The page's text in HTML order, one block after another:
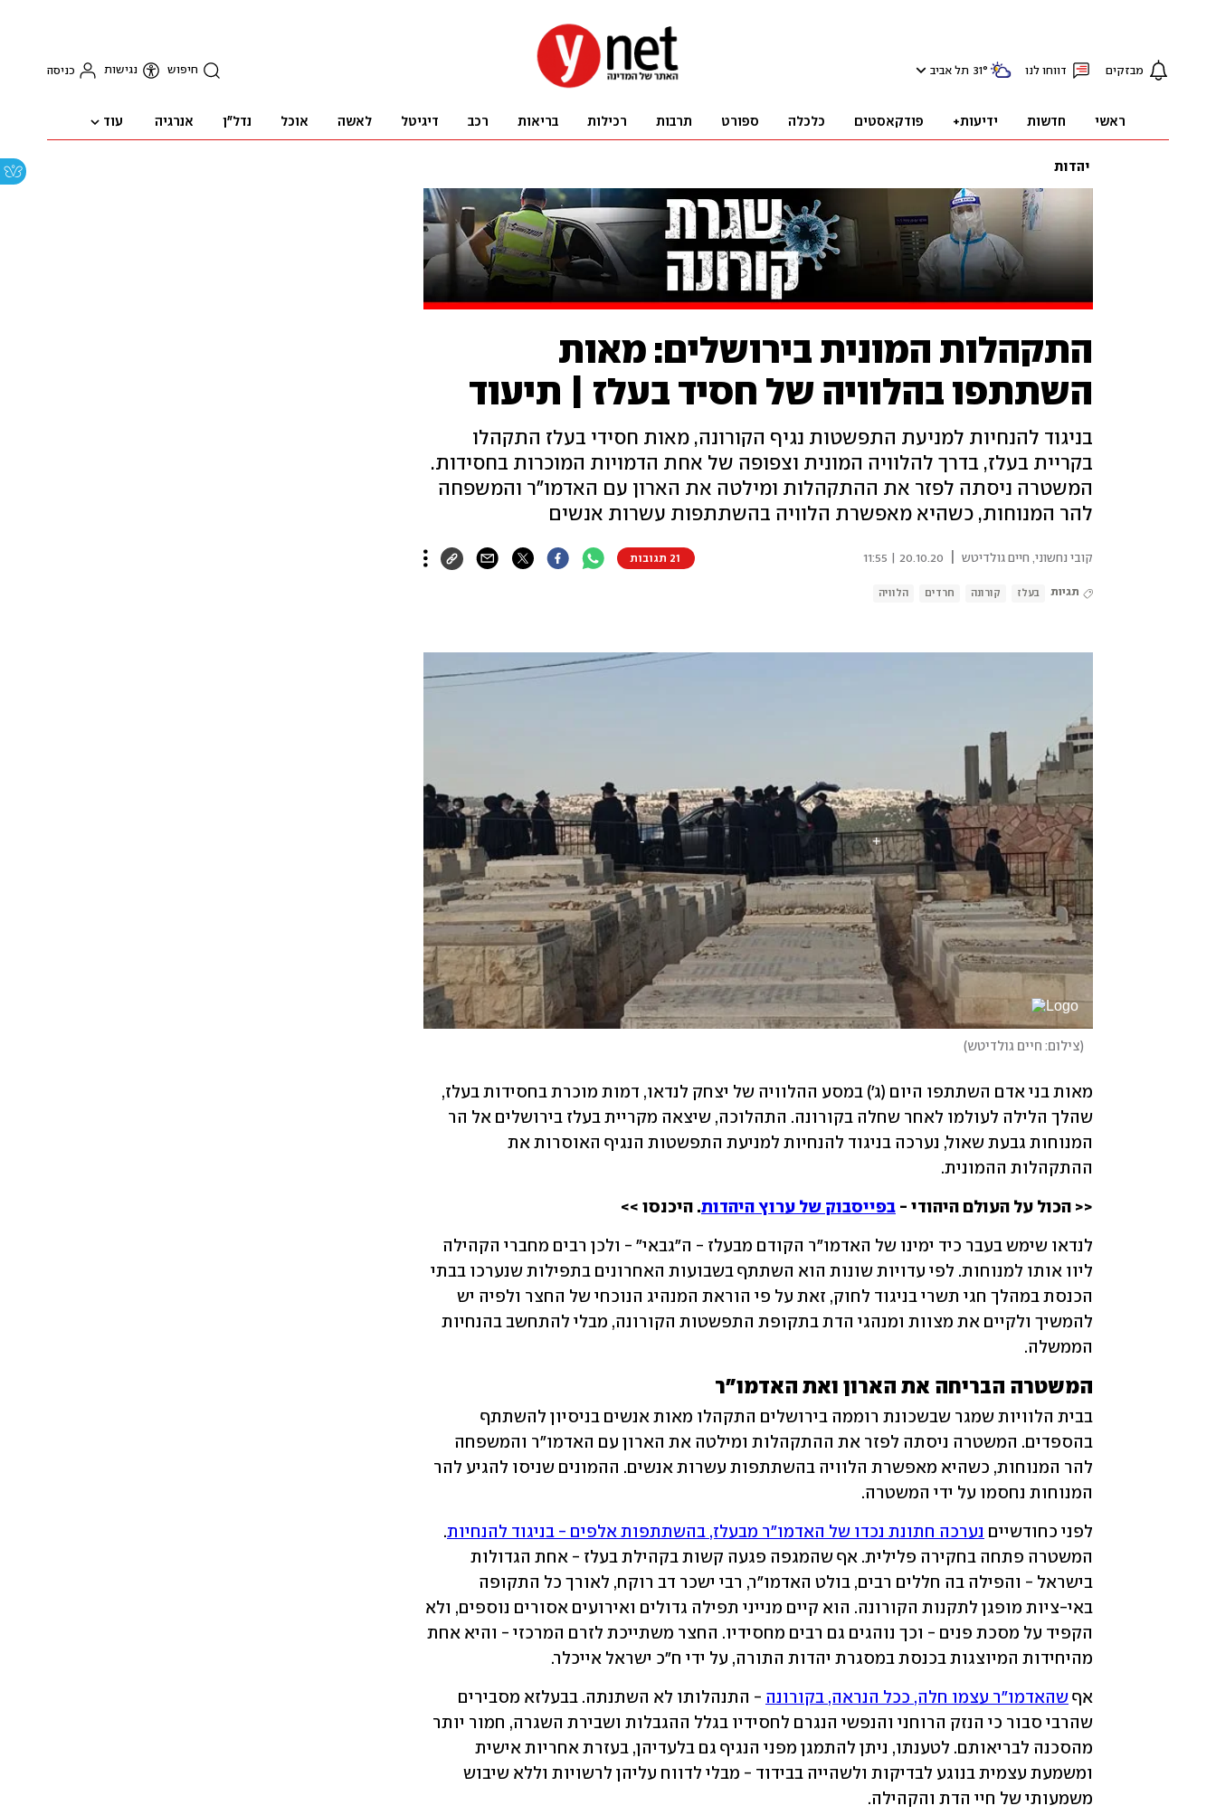
מבזקים דווחו לנו 31° תל אביב חיפוש נגישות כניסה
ראשי חדשות ידיעות+ פודקאסטים כלכלה ספורט תרבות רכילות בריאות רכב דיגיטל לאשה אוכל נדל"ן אנרגיה עוד
יהדות
התקהלות המונית בירושלים: מאות
השתתפו בהלוויה של חסיד בעלז | תיעוד
בניגוד להנחיות למניעת התפשטות נגיף הקורונה, מאות חסידי בעלז התקהלו
בקריית בעלז, בדרך להלוויה המונית וצפופה של אחת הדמויות המוכרות בחסידות.
המשטרה ניסתה לפזר את ההתקהלות ומילטה את הארון עם האדמו"ר והמשפחה
להר המנוחות, כשהיא מאפשרת הלוויה בהשתתפות עשרות אנשים
קובי נחשוני חיים גולדיטש 20.10.20 | 11:55 21 תגובות
תגיות בעלז קורונה חרדים הלוויה
(צילום: חיים גולדיטש)
ההתקהלות ההמונית.
<< הכול על העולם היהודי - בפייסבוק של ערוץ היהדות. היכנסו >>
הממשלה.
המשטרה הבריחה את הארון ואת האדמו"ר
המנוחות נחסמו על ידי המשטרה.
לפני כחודשיים נערכה חתונת נכדו של האדמו"ר מבעלז, בהשתתפות אלפים - בניגוד להנחיות.
המשטרה פתחה בחקירה פלילית
מהיחידות המיוצגות בכנסת במסגרת יהדות התורה, על ידי ח"כ ישראל אייכלר.
אף שהאדמו"ר עצמו חלה, ככל הנראה, בקורונה
משמעותי של חיי הדת והקהילה.